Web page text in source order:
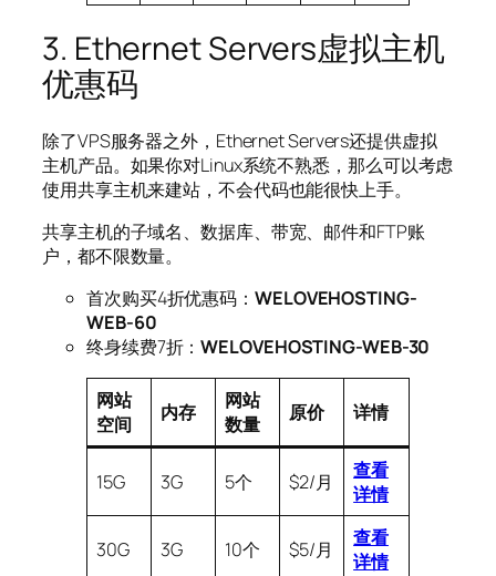
3. Ethernet Servers虚拟主机
优惠码
除了VPS服务器之外，Ethernet Servers还提供虚拟
主机产品。如果你对Linux系统不熟悉，那么可以考虑
使用共享主机来建站，不会代码也能很快上手。
共享主机的子域名、数据库、带宽、邮件和FTP账
户，都不限数量。
首次购买4折优惠码： WELOVEHOSTING-
WEB-60
终身续费7折：WELOVEHOSTING-WEB-30
网站
空间
内存
网站
数量
原价 详情
15G 3G 5个 $2/月
查看
详情
30G 3G 10个 $5/月
查看
详情